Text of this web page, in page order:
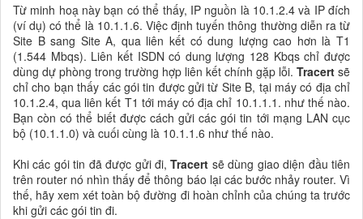
Từ minh hoạ này bạn có thể thấy, IP nguồn là 10.1.2.4 và IP đích
(ví dụ) có thể là 10.1.1.6. Việc định tuyến thông thường diễn ra từ
Site B sang Site A, qua liên kết có dung lượng cao hơn là T1
(1.544 Mbqs). Liên kết ISDN có dung lượng 128 Kbqs chỉ được
dùng dự phòng trong trường hợp liên kết chính gặp lỗi. Tracert sẽ
chỉ cho bạn thấy các gói tin được gửi từ Site B, tại máy có địa chỉ
10.1.2.4, qua liên kết T1 tới máy có địa chỉ 10.1.1.1. như thế nào.
Bạn còn có thể biết được cách gửi các gói tin tới mạng LAN cục
bộ (10.1.1.0) và cuối cùng là 10.1.1.6 như thế nào.
Khi các gói tin đã được gửi đi,Tracert sẽ dùng giao diện đầu tiên
trên router nó nhìn thấy để thông báo lại các bước nhảy router. Vì
thế, hãy xem xét toàn bộ đường đi hoàn chỉnh của chúng ta trước
khi gửi các gói tin đi.